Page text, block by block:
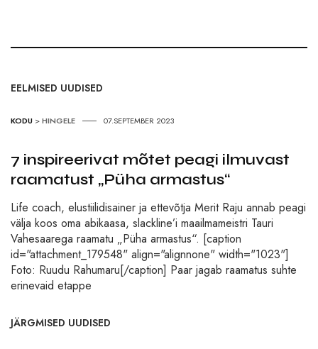
EELMISED UUDISED
KODU >HINGELE 07.SEPTEMBER 2023
7 inspireerivat mõtet peagi ilmuvast
raamatust „Püha armastus“
Life coach, elustiilidisainer ja ettevõtja Merit Raju annab peagi
välja koos oma abikaasa, slackline’i maailmameistri Tauri
Vahesaarega raamatu „Püha armastus“. [caption
id="attachment_179548" align="alignnone" width="1023"]
Foto: Ruudu Rahumaru[/caption] Paar jagab raamatus suhte
erinevaid etappe
JÄRGMISED UUDISED